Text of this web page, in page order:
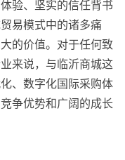
验、坚实的信任背书
易模式中的诸多痛
的价值。对于任何致
来说，与临沂商城这
、数字化国际采购体
争优势和广阔的成长